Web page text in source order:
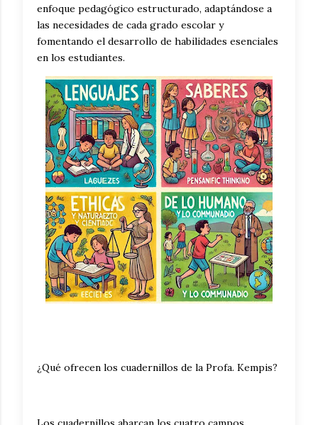
enfoque pedagógico estructurado, adaptándose a
las necesidades de cada grado escolar y
fomentando el desarrollo de habilidades esenciales
en los estudiantes.
¿Qué ofrecen los cuadernillos de la Profa. Kempis?